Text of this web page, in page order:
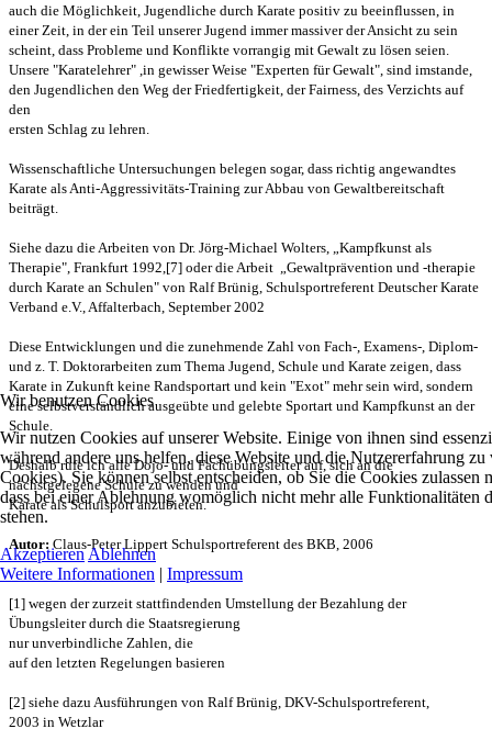
auch die Möglichkeit, Jugendliche durch Karate positiv zu beeinflussen, in
einer Zeit, in der ein Teil unserer Jugend immer massiver der Ansicht zu sein
scheint, dass Probleme und Konflikte vorrangig mit Gewalt zu lösen seien.
Unsere "Karatelehrer" ,in gewisser Weise "Experten für Gewalt", sind imstande,
den Jugendlichen den Weg der Friedfertigkeit, der Fairness, des Verzichts auf
den
ersten Schlag zu lehren.
Wissenschaftliche Untersuchungen belegen sogar, dass richtig angewandtes
Karate als Anti-Aggressivitäts-Training zurAbbau von Gewaltbereitschaft
beiträgt.
Siehe dazu die Arbeiten von Dr. Jörg-Michael Wolters, „Kampfkunst als
Therapie", Frankfurt 1992,[7] oder die Arbeit „Gewaltprävention und -therapie
durch Karate an Schulen" von Ralf Brünig, Schulsportreferent Deutscher Karate
Verband e.V., Affalterbach, September 2002
Diese Entwicklungen und die zunehmende Zahl von Fach-, Examens-, Diplom-
und z. T. Doktorarbeiten zum Thema Jugend, Schule und Karate zeigen, dass
Karate in Zukunft keine Randsportart und kein "Exot" mehr sein wird, sondern
eine selbstverständlich ausgeübte und gelebte Sportart und Kampfkunst an der
Schule.
Deshalb rufe ich alleDojo- und Fachübungsleiter auf, sich an die
nächstgelegene Schule zu wenden und
Karate als Schulsport anzubieten.
Autor: Claus-Peter Lippert Schulsportreferent des BKB, 2006
[1] wegen der zurzeit stattfindenden Umstellung der Bezahlung der
Übungsleiter durch die Staatsregierung
nur unverbindliche Zahlen, die
auf den letzten Regelungen basieren
[2] siehe dazu Ausführungen von Ralf Brünig, DKV-Schulsportreferent,
2003 in Wetzlar
Wir benutzen Cookies
Wir nutzen Cookies auf unserer Website. Einige von ihnen sind
während andere uns helfen, diese Website und die Nutzererfahrung zu
Cookies). Sie können selbst entscheiden, ob Sie die Cookies zulassen
dass bei einer Ablehnung womöglich nicht mehr alle Funktionalitäten
stehen.
Akzeptieren Ablehnen
Weitere Informationen | Impressum